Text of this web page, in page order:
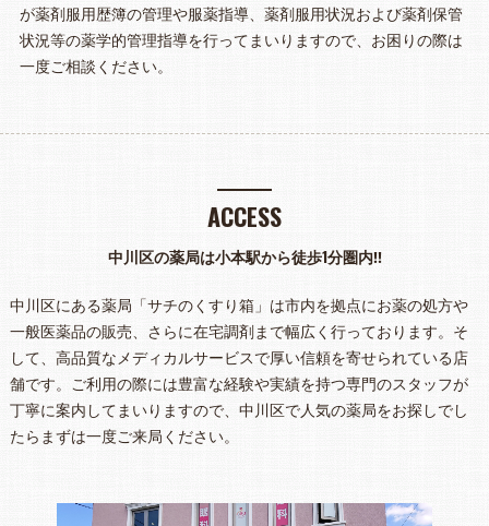
が薬剤服用歴簿の管理や服薬指導、薬剤服用状況および薬剤保管
状況等の薬学的管理指導を行ってまいりますので、お困りの際は
一度ご相談ください。
中川区の薬局は小本駅から徒歩1分圏内‼
ACCESS
中川区にある薬局「サチのくすり箱」は市内を拠点にお薬の処方や
一般医薬品の販売、さらに在宅調剤まで幅広く行っております。そ
して、高品質なメディカルサービスで厚い信頼を寄せられている店
舗です。ご利用の際には豊富な経験や実績を持つ専門のスタッフが
丁寧に案内してまいりますので、中川区で人気の薬局をお探しでし
たらまずは一度ご来局ください。